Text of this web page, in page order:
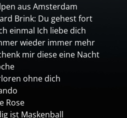
aus Amsterdam
Brink: Du gehest fort
einmal Ich liebe dich
wieder immer mehr
mir diese eine Nacht
ohne dich
Rose
ist Maskenball